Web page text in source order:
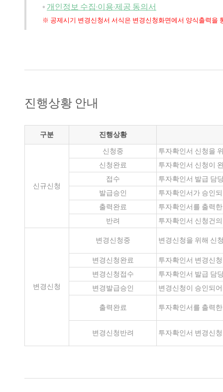
◦ 개인정보 수집·이용·제공 동의서
※ 공제시기 변경신청서 서식은 변경신청화면에서 양식출력을
진행상황 안내
구분 진행상황
신규신청
신청중
투자확인서 신청을
신청완료
투자확인서 신청이
접수
투자확인서 발급 담
발급승인
투자확인서가 승인
출력완료
투자확인서를 출력
반려
투자확인서 신청건
변경신청
변경신청중 변경신청을 위해 신
변경신청완료
투자확인서 변경신
변경신청접수
투자확인서 발급 담
변경발급승인
변경신청이 승인되
출력완료 투자확인서를 출력
변경신청반려 투자확인서 변경신